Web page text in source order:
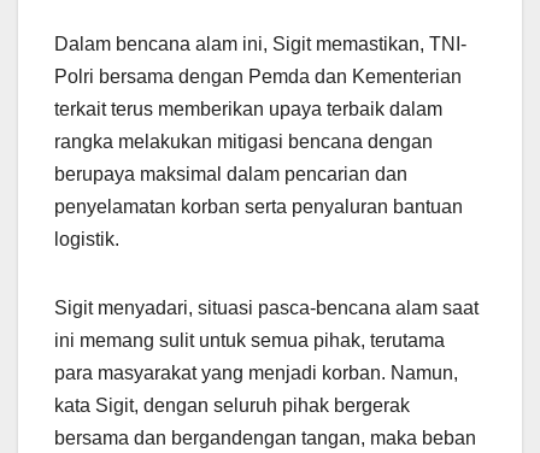
Dalam bencana alam ini, Sigit memastikan, TNI-
Polri bersama dengan Pemda dan Kementerian
terkait terus memberikan upaya terbaik dalam
rangka melakukan mitigasi bencana dengan
berupaya maksimal dalam pencarian dan
penyelamatan korban serta penyaluran bantuan
logistik.
Sigit menyadari, situasi pasca-bencana alam saat
ini memang sulit untuk semua pihak, terutama
para masyarakat yang menjadi korban. Namun,
kata Sigit, dengan seluruh pihak bergerak
bersama dan bergandengan tangan, maka beban